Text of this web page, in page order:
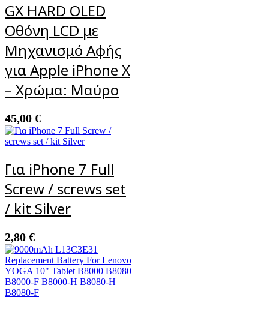
GX HARD OLED
Οθόνη LCD με
Μηχανισμό Αφής
για Apple iPhone X
– Χρώμα: Μαύρο
45,00 €
Για iPhone 7 Full
Screw / screws set
/ kit Silver
2,80 €